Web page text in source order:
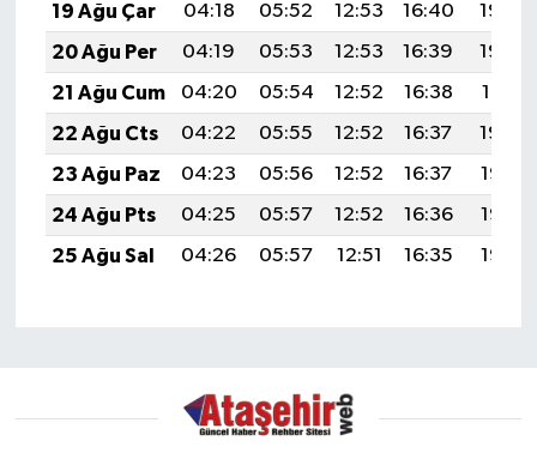
19 Ağu Çar
04:18 05:52 12:53 16:40
19:44
20 Ağu Per
04:19 05:53 12:53 16:39
19:43
21 Ağu Cum
04:20 05:54 12:52 16:38
19:41
22 Ağu Cts
04:22 05:55 12:52 16:37
19:40
23 Ağu Paz
04:23 05:56 12:52 16:37
19:38
24 Ağu Pts
04:25 05:57 12:52 16:36
19:37
25 Ağu Sal
04:26 05:57 12:51 16:35 19:35